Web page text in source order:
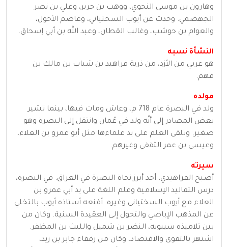
وهارون بن موسى النحوي، ووهب بن جرير، وعلي بن نصر
الجهضمي. وحدث عن أيوب السختياني، وعاصم الأحول،
والعوام بن حوشب، وغالب القطان، وعبد الله بن أبي إسحاق.
النشأة نسبه
هو عربي من الأزد، من ذرية فراهيد بن شباب بن مالك بن
فهم.
مولده
ولد في البصرة عام 718 م، وعاش ومات فيها، بينما تشير
بعض المصادر إلى أنّه ولد في عُمان وانتقل إلى البصرة وهو
صغير. وتلقى العلم على يد علماءها مثل أبو عمرو بن العلاء،
وعيسى بن عمر الثقفي وغيرهم.
سيرته
أصبح الفراهيدي، أحد أبرز نحاة البصرة في العراق. في البصرة،
درس التقاليد الإسلامية وعلم اللغة على يد أبي عمرو بن
العلاء مع أيوب السختياني وغيره. أقنعه أستاذه أيوب بالتخلي
عن المذهب الإباضي والتحول إلى العقيدة السنية. وكان من
بين تلاميذه سيبويه، النضر بن شميل والليث بن المظفر.
اشتهر بالتقوى والاقتصاد، وكان من رفقاء جابر بن زيد،